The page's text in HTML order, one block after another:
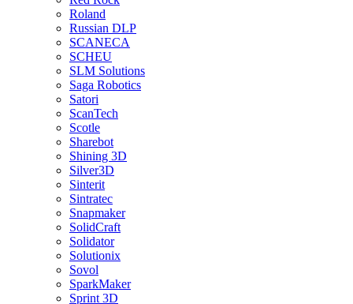
Roland
Russian DLP
SCANECA
SCHEU
SLM Solutions
Saga Robotics
Satori
ScanTech
Scotle
Sharebot
Shining 3D
Silver3D
Sinterit
Sintratec
Snapmaker
SolidCraft
Solidator
Solutionix
Sovol
SparkMaker
Sprint 3D